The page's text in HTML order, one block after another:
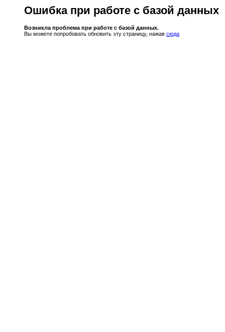
Ошибка при работе с базой данных
Возникла проблема при работе с базой данных.
Вы можете попробовать обновить эту страницу, нажав сюда